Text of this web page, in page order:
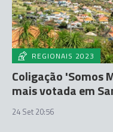
REGIONAIS 2023
Coligação 'Somos
mais votada em
24 Set 20:56